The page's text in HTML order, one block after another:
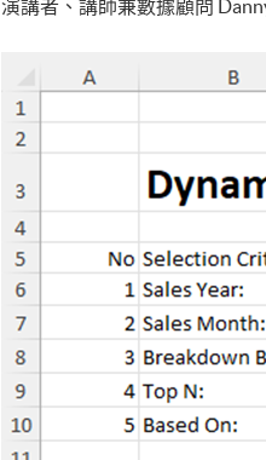
演講者、講師兼數據顧問